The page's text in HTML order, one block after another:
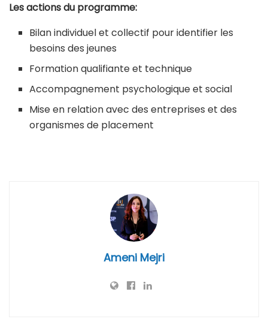
Les actions du programme:
Bilan individuel et collectif pour identifier les
besoins des jeunes
Formation qualifiante et technique
Accompagnement psychologique et social
Mise en relation avec des entreprises et des
organismes de placement
Ameni Mejri